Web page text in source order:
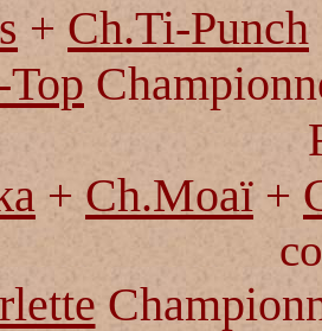
+ Ch.Ti-Punch
+ Ch.Moaï +